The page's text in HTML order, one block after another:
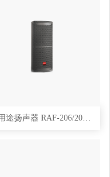
多用途扬声器 RAF-206/208/215